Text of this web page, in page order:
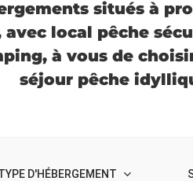
situés à
local pêche
à vous de
séjour pêche
D'HÉBERGEMENT